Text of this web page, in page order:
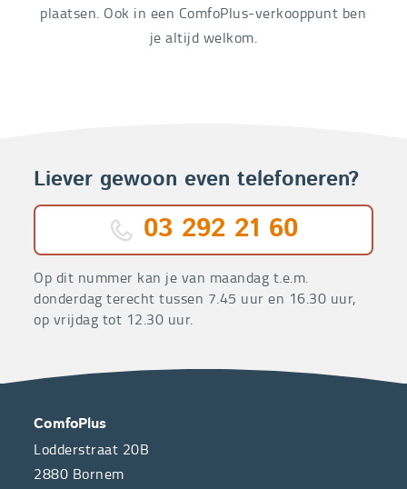
plaatsen. Ook in een ComfoPlus-verkooppunt ben
je altijd welkom.
Liever gewoon even telefoneren?
03 292 21 60
Op dit nummer kan je van maandag t.e.m.
donderdag terecht tussen 7.45 uur en 16.30 uur,
op vrijdag tot 12.30 uur.
OVER
ONS
CONTACT
ComfoPlus
Lodderstraat 20B
2880 Bornem